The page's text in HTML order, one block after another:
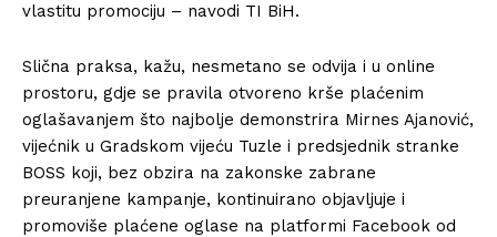
vlastitu promociju – navodi TI BiH.
Slična praksa, kažu, nesmetano se odvija i u online
prostoru, gdje se pravila otvoreno krše plaćenim
oglašavanjem što najbolje demonstrira Mirnes Ajanović,
vijećnik u Gradskom vijeću Tuzle i predsjednik stranke
BOSS koji, bez obzira na zakonske zabrane
preuranjene kampanje, kontinuirano objavljuje i
promoviše plaćene oglase na platformi Facebook od